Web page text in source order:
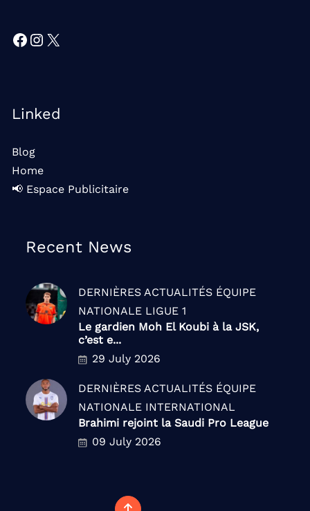
Facebook
Instagram
X
Linked
Blog
Home
📢 Espace Publicitaire
Recent News
DERNIÈRES ACTUALITÉS ÉQUIPE
NATIONALE LIGUE 1
Le gardien Moh El Koubi à la JSK,
c’est e...
29 July 2026
DERNIÈRES ACTUALITÉS ÉQUIPE
NATIONALE INTERNATIONAL
Brahimi rejoint la Saudi Pro League
09 July 2026